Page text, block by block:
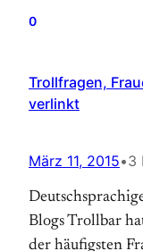
0
Trollfragen,
verlinkt
März 11, 2015•3
Blogs Trollbar
der häufigsten